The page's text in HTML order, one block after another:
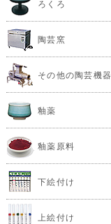
ろくろ
陶芸窯
その他の陶芸機器
釉薬
釉薬原料
下絵付け
上絵付け